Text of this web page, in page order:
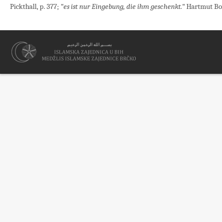
Pickthall, p. 377; “es ist nur Eingebung, die ihm geschenkt.“Hartmut